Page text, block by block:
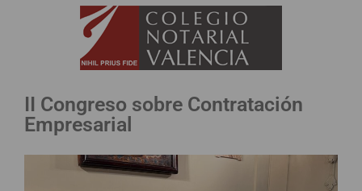
II Congreso sobre Contratación
Empresarial